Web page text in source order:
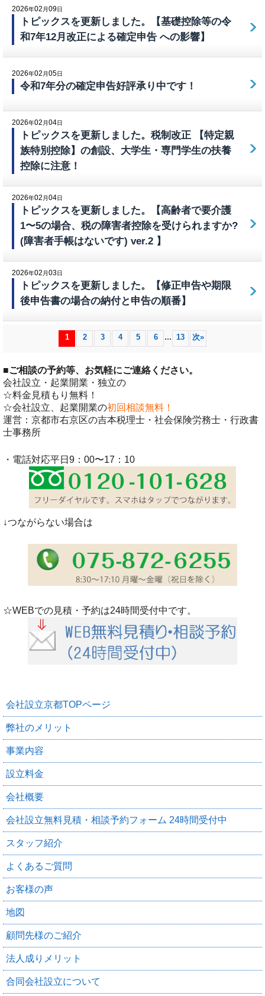
2026年02 月09日
トピックスを更新しました。【基礎控除等の令
和7年12月改正による確定申告 への影響】
2026年02 月05日
令和7年分の確定申告好評承り中です！
2026年02 月04日
トピックスを更新しました。税制改正 【特定親
族特別控除】の創設、大学生・専門学生の扶養
控除に注意！
2026年02 月04日
トピックスを更新しました。【高齢者で要介護
1〜5の場合、税の障害者控除を受けられますか?
(障害者手帳はないです) ver.2 】
2026年02 月03日
トピックスを更新しました。【修正申告や期限
後申告書の場合の納付と申告の順番】
1 2 3 4 5 6 ... 13 次»
■ご相談の予約等、お気軽にご連絡ください。
会社設立・起業開業・独立の
☆料金見積もり無料！
☆会社設立、起業開業の初回相談無料！
運営：京都市右京区の吉本税理士・社会保険労務士・行政書
士事務所
・電話対応平日9：00〜17：10
↓つながらない場合は
☆WEBでの見積・予約は24時間受付中です。
会社設立京都TOPページ
弊社のメリット
事業内容
設立料金
会社概要
会社設立無料見積・相談予約フォーム 24時間受付中
スタッフ紹介
よくあるご質問
お客様の声
地図
顧問先様のご紹介
法人成りメリット
合同会社設立について